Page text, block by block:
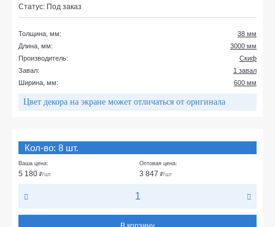
Статус: Под заказ
Толщина, мм:
38 мм
Длина, мм:
3000 мм
Производитель:
Скиф
Завал:
1 завал
Ширина, мм:
600 мм
Цвет декора на экране может отличаться от оригинала
Кол-во: 8 шт.
Ваша цена:
5 180 ₽/шт
Оптовая цена:
3 847 ₽/шт